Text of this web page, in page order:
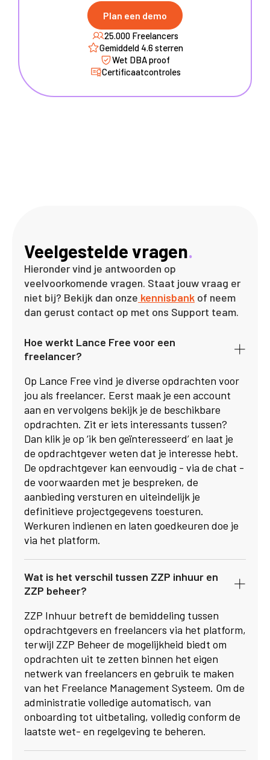
Plan een demo
25.000 Freelancers
Gemiddeld 4.6 sterren
Wet DBA proof
Certificaatcontroles
Veelgestelde vragen.
Hieronder vind je antwoorden op
veelvoorkomende vragen. Staat jouw vraag er
niet bij? Bekijk dan onze kennisbank of neem
dan gerust contact op met ons Support team.
Hoe werkt Lance Free voor een
freelancer?
Op Lance Free vind je diverse opdrachten voor
jou als freelancer. Eerst maak je een account
aan en vervolgens bekijk je de beschikbare
opdrachten. Zit er iets interessants tussen?
Dan klik je op ‘ik ben geïnteresseerd’ en laat je
de opdrachtgever weten dat je interesse hebt.
De opdrachtgever kan eenvoudig - via de chat -
de voorwaarden met je bespreken, de
aanbieding versturen en uiteindelijk je
definitieve projectgegevens toesturen.
Werkuren indienen en laten goedkeuren doe je
via het platform.
Wat is het verschil tussen ZZP inhuur en
ZZP beheer?
ZZP Inhuur betreft de bemiddeling tussen
opdrachtgevers en freelancers via het platform,
terwijl ZZP Beheer de mogelijkheid biedt om
opdrachten uit te zetten binnen het eigen
netwerk van freelancers en gebruik te maken
van het Freelance Management Systeem. Om de
administratie volledige automatisch, van
onboarding tot uitbetaling, volledig conform de
laatste wet- en regelgeving te beheren.